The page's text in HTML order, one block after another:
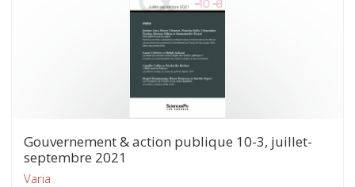
Gouvernement & action publique 10-3, juillet-
septembre 2021
Varia